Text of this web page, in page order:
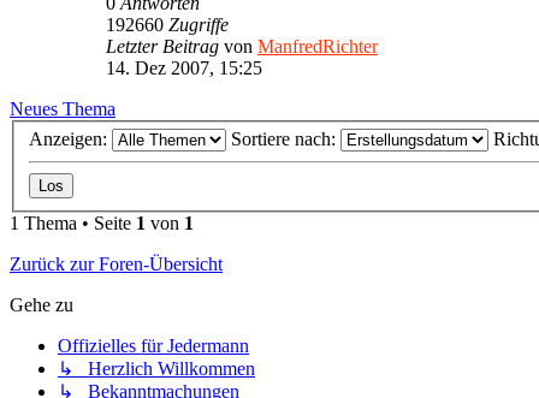
192660 Zugriffe
Letzter Beitrag von ManfredRichter
14. Dez 2007, 15:25
Neues Thema
Anzeigen:
Sortiere nach:
1 Thema • Seite 1 von 1
Zurück zur Foren-Übersicht
Gehe zu
Offizielles für Jedermann
↳ Herzlich Willkommen
↳ Bekanntmachungen